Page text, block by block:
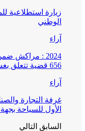
زيارة استطلاعية
الوطني
آراء
2024 : مراكش
656 قضية تتعلق بغسيل الأموال
آراء
غرفة التجارة
الأول للسياحة
السابق التالي